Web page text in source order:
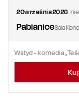
20września2026
PabianiceSala
Wstyd - komedia